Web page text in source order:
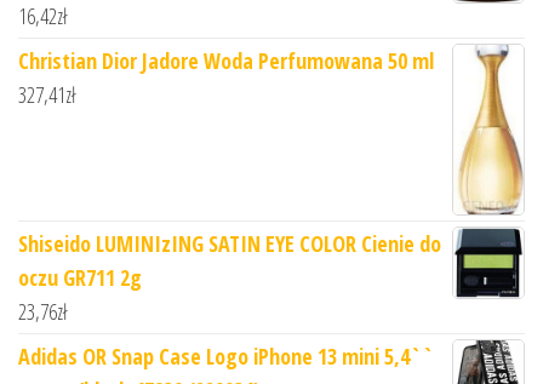
16,42zł
Christian Dior Jadore Woda Perfumowana 50 ml
327,41zł
Shiseido LUMINIzING SATIN EYE COLOR Cienie do
oczu GR711 2g
23,76zł
Adidas OR Snap Case Logo iPhone 13 mini 5,4``